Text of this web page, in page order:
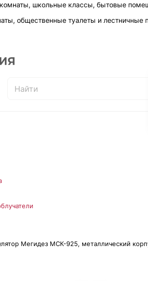
комнаты, школьные классы, бытовые
общественные туалеты и
Мегидез МСК-925, металлический